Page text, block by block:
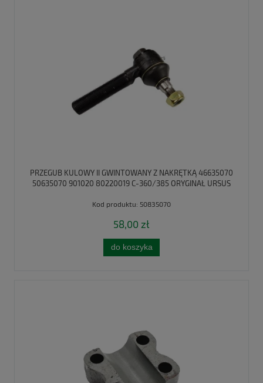
PRZEGUB KULOWY II GWINTOWANY Z NAKRĘTKĄ 46635070
50635070 901020 80220019 C-360/385 ORYGINAŁ URSUS
Kod produktu: 50835070
58,00 zł
do koszyka